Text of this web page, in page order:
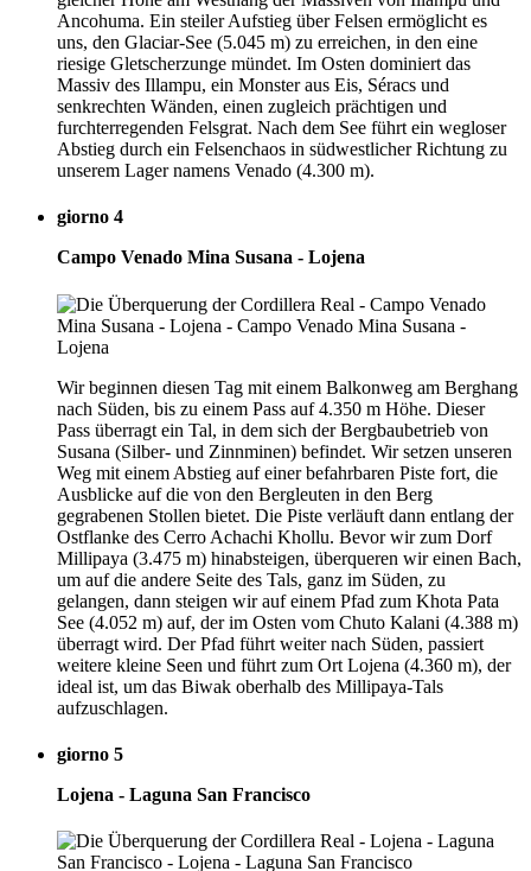
Ancohuma. Ein steiler Aufstieg über Felsen ermöglicht es
uns, den Glaciar-See (5.045 m) zu erreichen, in den eine
riesige Gletscherzunge mündet. Im Osten dominiert das
Massiv des Illampu, ein Monster aus Eis, Séracs und
senkrechten Wänden, einen zugleich prächtigen und
furchterregenden Felsgrat. Nach dem See führt ein wegloser
Abstieg durch ein Felsenchaos in südwestlicher Richtung zu
unserem Lager namens Venado (4.300 m).
giorno 4
Campo Venado Mina Susana - Lojena
Wir beginnen diesen Tag mit einem Balkonweg am Berghang
nach Süden, bis zu einem Pass auf 4.350 m Höhe. Dieser
Pass überragt ein Tal, in dem sich der Bergbaubetrieb von
Susana (Silber- und Zinnminen) befindet. Wir setzen unseren
Weg mit einem Abstieg auf einer befahrbaren Piste fort, die
Ausblicke auf die von den Bergleuten in den Berg
gegrabenen Stollen bietet. Die Piste verläuft dann entlang der
Ostflanke des Cerro Achachi Khollu. Bevor wir zum Dorf
Millipaya (3.475 m) hinabsteigen, überqueren wir einen Bach,
um auf die andere Seite des Tals, ganz im Süden, zu
gelangen, dann steigen wir auf einem Pfad zum Khota Pata
See (4.052 m) auf, der im Osten vom Chuto Kalani (4.388 m)
überragt wird. Der Pfad führt weiter nach Süden, passiert
weitere kleine Seen und führt zum Ort Lojena (4.360 m), der
ideal ist, um das Biwak oberhalb des Millipaya-Tals
aufzuschlagen.
giorno 5
Lojena - Laguna San Francisco